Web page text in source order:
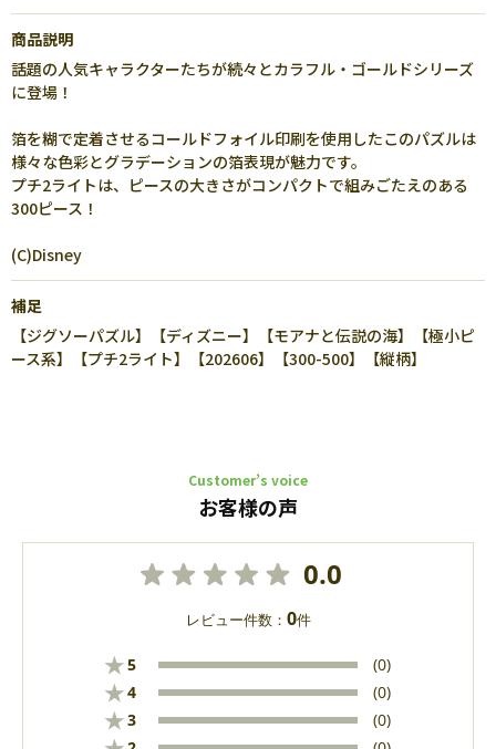
商品説明
話題の人気キャラクターたちが続々とカラフル・ゴールドシリーズ
に登場！
箔を糊で定着させるコールドフォイル印刷を使用したこのパズルは
様々な色彩とグラデーションの箔表現が魅力です。
プチ2ライトは、ピースの大きさがコンパクトで組みごたえのある
300ピース！
(C)Disney
補足
【ジグソーパズル】【ディズニー】【モアナと伝説の海】【極小ピ
ース系】【プチ2ライト】【202606】【300-500】【縦柄】
Customer’s voice
お客様の声
0.0
レビュー件数： 0件
★5 (0)
★4 (0)
★3 (0)